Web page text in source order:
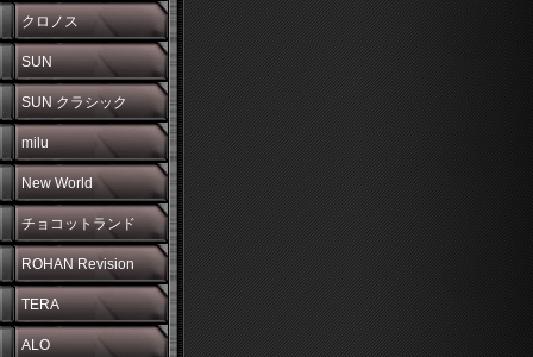
クロノス
SUN
SUN クラシック
milu
New World
チョコットランド
ROHAN Revision
TERA
ALO